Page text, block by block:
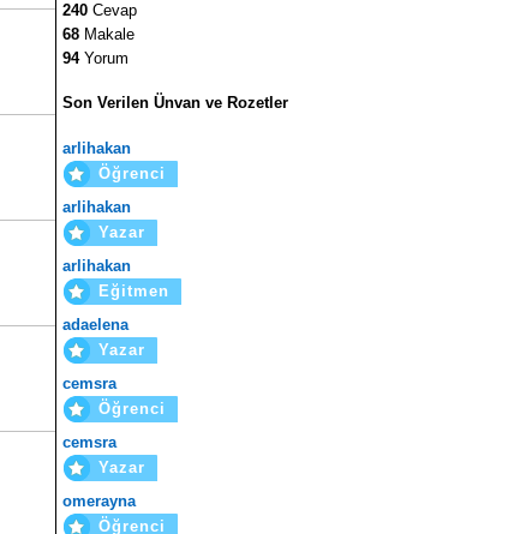
240 Cevap
68 Makale
94Yorum
Son Verilen Ünvan ve Rozetler
arlihakan
Öğrenci
arlihakan
Yazar
arlihakan
Eğitmen
adaelena
Yazar
cemsra
Öğrenci
cemsra
Yazar
omerayna
Öğrenci